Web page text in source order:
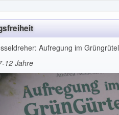
Aufregung im Grüngrütel
12 Jahre